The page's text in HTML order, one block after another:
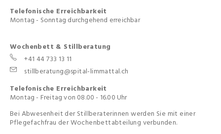
Telefonische Erreichbarkeit
Montag - Sonntag durchgehend erreichbar
Wochenbett & Stillberatung
+41 44 733 13 11
stillberatung@spital-limmattal.ch
Telefonische Erreichbarkeit
Montag - Freitag von 08.00 - 16.00 Uhr
Bei Abwesenheit der Stillberaterinnen werden Sie mit einer
Pflegefachfrau der Wochenbettabteilung verbunden.